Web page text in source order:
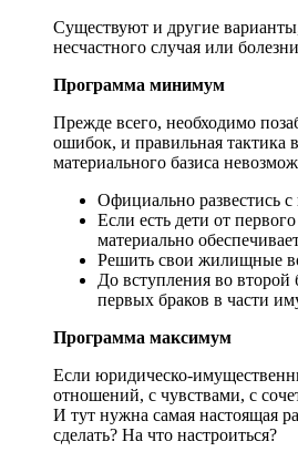
Существуют и другие
несчастного случая или
Программа минимум
Прежде всего, необходимо
ошибок, и правильная тактика
материального базиса
Официально развестись
Если есть дети от первого
материально
Решить свои жилищные
До вступления во второй
первых браков в части
Программа максимум
Если юридическо-
отношений, с чувствами, с
И тут нужна самая настоящая
сделать? На что настроиться?